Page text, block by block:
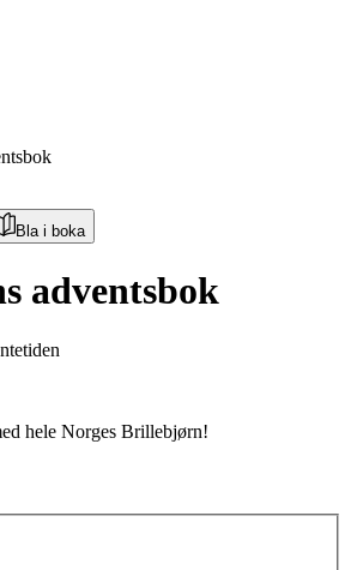
Bla i boka
adventsbok
hele Norges Brillebjørn!